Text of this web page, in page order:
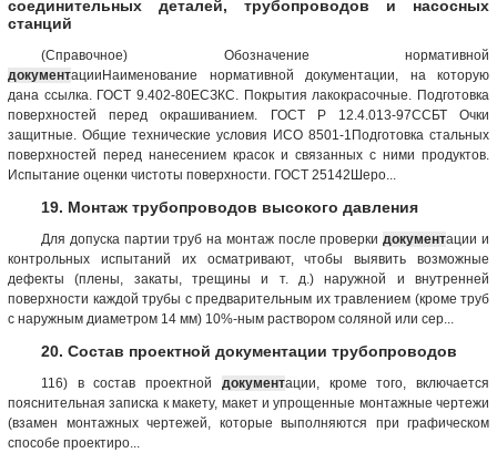
соединительных деталей, трубопроводов и насосных
станций
(Справочное) Обозначение нормативной
документацииНаименование нормативной документации, на которую
дана ссылка. ГОСТ 9.402-80ЕСЗКС. Покрытия лакокрасочные. Подготовка
поверхностей перед окрашиванием. ГОСТ Р 12.4.013-97ССБТ Очки
защитные. Общие технические условия ИСО 8501-1Подготовка стальных
поверхностей перед нанесением красок и связанных с ними продуктов.
Испытание оценки чистоты поверхности. ГОСТ 25142Шеро...
19. Монтаж трубопроводов высокого давления
Для допуска партии труб на монтаж после проверкидокументации и
контрольных испытаний их осматривают, чтобы выявить возможные
дефекты (плены, закаты, трещины и т. д.) наружной и внутренней
поверхности каждой трубы с предварительным их травлением (кроме труб
с наружным диаметром 14 мм) 10%-ным раствором соляной или сер...
20. Состав проектной документации трубопроводов
116) в состав проектной документации, кроме того, включается
пояснительная записка к макету, макет и упрощенные монтажные чертежи
(взамен монтажных чертежей, которые выполняются при графическом
способе проектиро...